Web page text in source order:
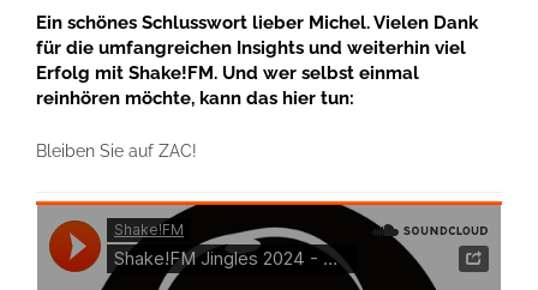
Ein schönes Schlusswort lieber Michel. Vielen Dank
für die umfangreichen Insights und weiterhin viel
Erfolg mit Shake!FM. Und wer selbst einmal
reinhören möchte, kann das hier tun:
Bleiben Sie auf ZAC!